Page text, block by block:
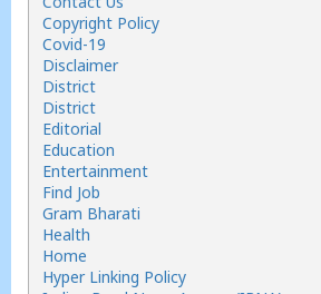
Copyright Policy
Covid-19
Disclaimer
District
District
Editorial
Education
Entertainment
Find Job
Gram Bharati
Health
Home
Hyper Linking Policy